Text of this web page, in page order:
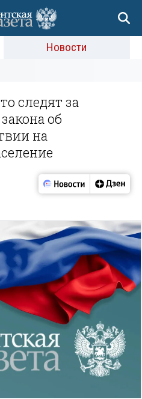
Новости
следят за
об
на